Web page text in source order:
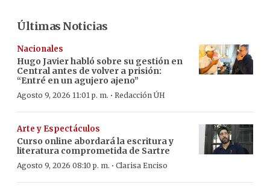
Últimas Noticias
Nacionales
Hugo Javier habló sobre su gestión en
Central antes de volver a prisión:
“Entré en un agujero ajeno”
Agosto 9, 2026 11:01 p. m. · Redacción ÚH
Arte y Espectáculos
Curso online abordará la escritura y
literatura comprometida de Sartre
Agosto 9, 2026 08:10 p. m. · Clarisa Enciso